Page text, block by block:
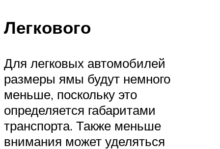
Легкового
Для легковых автомобилей
размеры ямы будут немного
меньше, поскольку это
определяется габаритами
транспорта. Также меньше
внимания может уделяться